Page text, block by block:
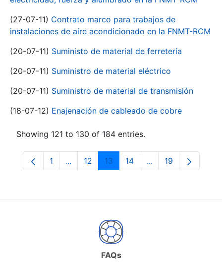
(27-07-11) Contrato marco para trabajos de
instalaciones de aire acondicionado en la FNMT-RCM
(20-07-11) Suministo de material de ferretería
(20-07-11) Suministro de material eléctrico
(20-07-11) Suministro de material de transmisión
(18-07-12) Enajenación de cableado de cobre
Showing 121 to 130 of 184 entries.
Page
1 ...Intermediate Pages Use TAB to navigate.
Page
12 Page
13 Page
14 ...Intermediate
Page
19
FAQs